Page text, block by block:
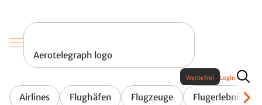
Aerotelegraph logo
Airlines Flughäfen Flugzeuge Flugerlebnis
Werbefrei Login